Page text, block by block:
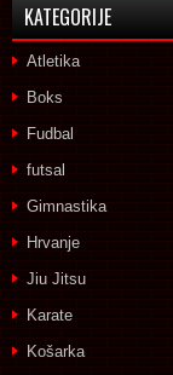
KATEGORIJE
Atletika
Boks
Fudbal
futsal
Gimnastika
Hrvanje
Jiu Jitsu
Karate
Košarka